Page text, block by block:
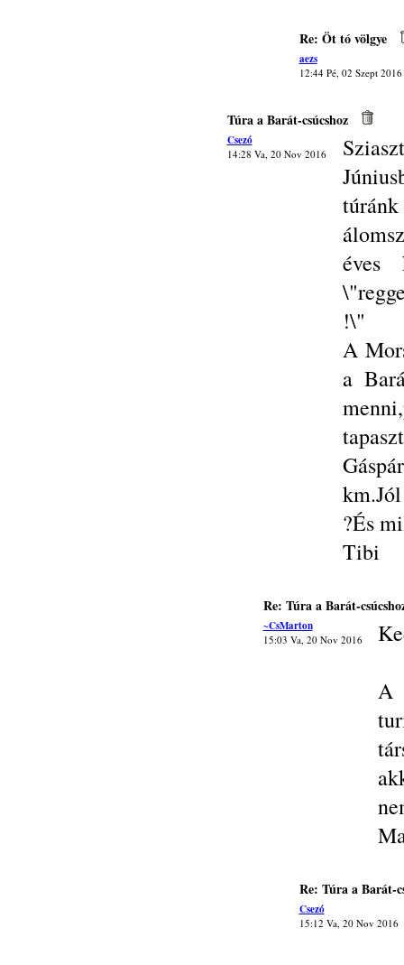
Re: Öt tó völgye
aezs
12:44 Pé, 02 Szept 2016
Túra a Barát-csúcshoz
Csezó
14:28 Va, 20 Nov 2016
éves
!\"
A
a
?És
Tibi
Re: Túra a Barát-
~CsMarton
15:03 Va, 20 Nov 2016
A
Re: Túra a Barát-
Csezó
15:12 Va, 20 Nov 2016